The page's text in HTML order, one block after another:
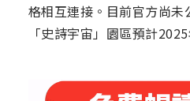
格相互連接。目前官方尚未
「史詩宇宙」園區預計